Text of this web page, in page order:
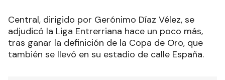
Central, dirigido por Gerónimo Díaz Vélez, se
adjudicó la Liga Entrerriana hace un poco más,
tras ganar la definición de la Copa de Oro, que
también se llevó en su estadio de calle España.